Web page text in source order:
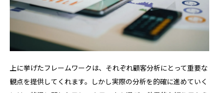
上に挙げたフレームワークは、それぞれ顧客分析にとって重要な
観点を提供してくれます。しかし実際の分析を的確に進めていく